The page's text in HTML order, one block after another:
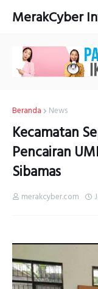
MerakCyber
Beranda News
Kecamatan
Pencairan
Sibamas
merakcyber.com